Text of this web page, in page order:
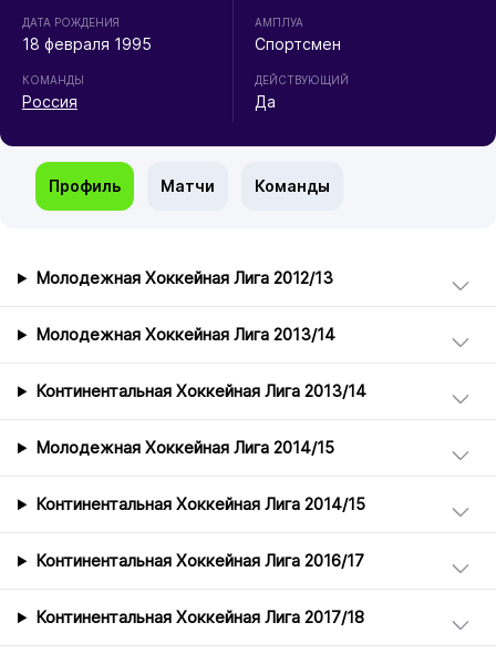
ДАТА РОЖДЕНИЯ
18 февраля 1995
КОМАНДЫ
Россия
АМПЛУА
Спортсмен
ДЕЙСТВУЮЩИЙ
Да
Профиль Матчи Команды
Молодежная Хоккейная Лига 2012/13
Молодежная Хоккейная Лига 2013/14
Континентальная Хоккейная Лига 2013/14
Молодежная Хоккейная Лига 2014/15
Континентальная Хоккейная Лига 2014/15
Континентальная Хоккейная Лига 2016/17
Континентальная Хоккейная Лига 2017/18